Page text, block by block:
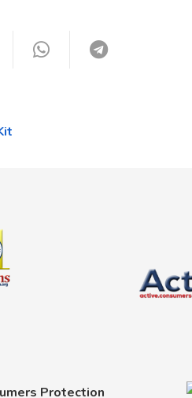
Protection